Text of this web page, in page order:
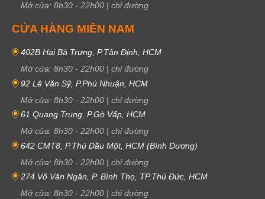
Mở cửa: 8h30 - 22h00 | chỉ đường
CỬA HÀNG MIỀN NAM
402B Hai Bà Trưng, P.Tân Định, HCM
Mở cửa: 8h30 - 22h00 | chỉ đường
92 Lê Văn Sỹ, P.Phú Nhuận, HCM
Mở cửa: 8h30 - 22h00 | chỉ đường
61 Quang Trung, P.Gò Vấp, HCM
Mở cửa: 8h30 - 22h00 | chỉ đường
642 CMT8, P.Thủ Dầu Một, HCM (Bình Dương)
Mở cửa: 8h30 - 22h00 | chỉ đường
274 Võ Văn Ngân, P. Bình Thọ, TP.Thủ Đức, HCM
Mở cửa: 8h30 - 22h00 | chỉ đường